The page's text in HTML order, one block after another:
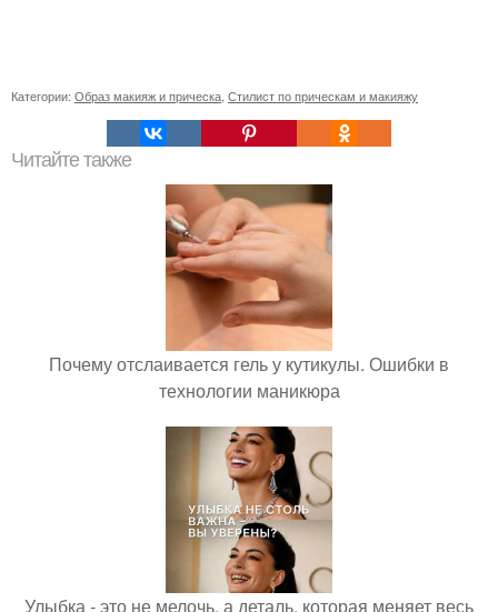
Категории: Образ макияж и прическа, Стилист по прическам и макияжу
Читайте также
Почему отслаивается гель у кутикулы. Ошибки в
технологии маникюра
Улыбка - это не мелочь, а деталь, которая меняет весь